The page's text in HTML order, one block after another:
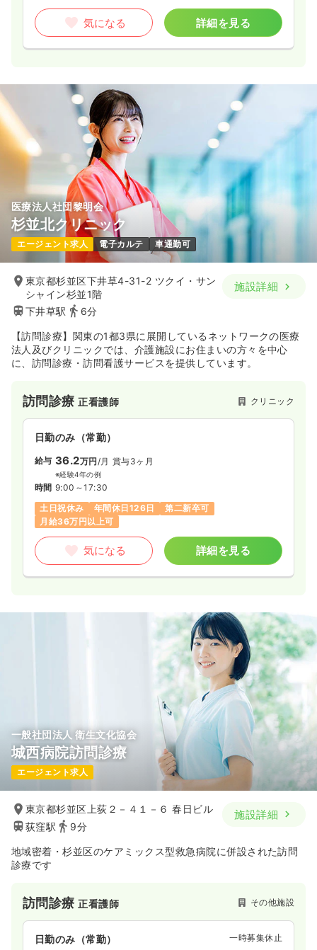
気になる 詳細を見る
医療法人社団黎明会
杉並北クリニック
エージェント求人 電子カルテ 車通勤可
東京都杉並区下井草4-31-2 ツクイ・サン
シャイン杉並1階
下井草駅
6分
施設詳細
【訪問診療】関東の1都3県に展開しているネットワークの医療
法人及びクリニックでは、介護施設にお住まいの方々を中心
に、訪問診療・訪問看護サービスを提供しています。
訪問診療正看護師 クリニック
日勤のみ（常勤）
給与 36.2万円/月 賞与3ヶ月
※経験4年の例
時間 9:00～17:30
土日祝休み
年間休日126日
第二新卒可
月給36万円以上可
気になる 詳細を見る
一般社団法人 衛生文化協会
城西病院訪問診療
エージェント求人
東京都杉並区上荻２－４１－６ 春日ビル
荻窪駅
9分
施設詳細
地域密着・杉並区のケアミックス型救急病院に併設された訪問
診療です
訪問診療正看護師 その他施設
日勤のみ（常勤） 一時募集休止